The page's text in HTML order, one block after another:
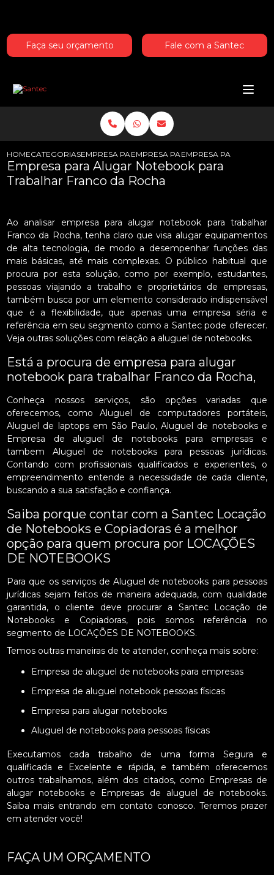
Faça seu orçamento Fale com a Santec
HOMECATEGORIASEMPRESA PARA ALUGAR NOTEBOOKS
EMPRESA PARA ALUGAR
EMPRESA PARA
Empresa para Alugar Notebook para
Trabalhar Franco da Rocha
Ao analisar empresa para alugar notebook para trabalhar
Franco da Rocha, tenha claro que visa alugar equipamentos
de alta tecnologia, de modo a desempenhar funções das
mais básicas, até mais complexas. O público habitual que
procura por esta solução, como por exemplo, estudantes,
pessoas viajando a trabalho e proprietários de empresas,
também busca por um elemento considerado indispensável
que é a flexibilidade, que apenas uma empresa séria e
referência em seu segmento como a Santec pode oferecer.
Veja outras soluções com relação a aluguel de notebooks.
Está a procura de empresa para alugar
notebook para trabalhar Franco da Rocha,
Conheça nossos serviços, são opções variadas que
oferecemos, como Aluguel de computadores portáteis,
Aluguel de laptops em São Paulo, Aluguel de notebooks e
Empresa de aluguel de notebooks para empresas e
tambem Aluguel de notebooks para pessoas jurídicas.
Contando com profissionais qualificados e experientes, o
empreendimento entende a necessidade de cada cliente,
buscando a sua satisfação e confiança.
Saiba porque contar com a Santec Locação
de Notebooks e Copiadoras é a melhor
opção para quem procura por LOCAÇÕES
DE NOTEBOOKS
Para que os serviços de Aluguel de notebooks para pessoas
jurídicas sejam feitos de maneira adequada, com qualidade
garantida, o cliente deve procurar a Santec Locação de
Notebooks e Copiadoras, pois somos referência no
segmento de LOCAÇÕES DE NOTEBOOKS.
Temos outras maneiras de te atender, conheça mais sobre:
Empresa de aluguel de notebooks para empresas
Empresa de aluguel notebook pessoas físicas
Empresa para alugar notebooks
Aluguel de notebooks para pessoas físicas
Executamos cada trabalho de uma forma Segura e
qualificada e Excelente e rápida, e também oferecemos
outros trabalhamos, além dos citados, como Empresas de
alugar notebooks e Empresas de aluguel de notebooks.
Saiba mais entrando em contato conosco. Teremos prazer
em atender você!
FAÇA UM ORÇAMENTO